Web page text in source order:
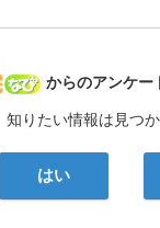
病院なび
からのアンケー
知りたい情報は見つ
はい